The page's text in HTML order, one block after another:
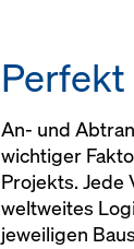
An- und
wichtiger
Projekts. Jede
weltweites
jeweiligen